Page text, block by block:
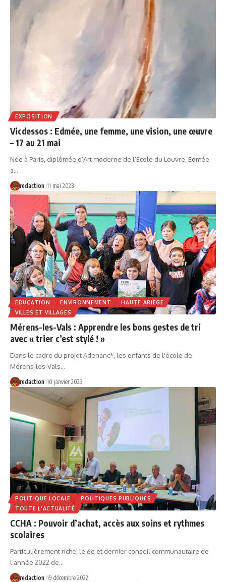
EXPOSITION
Vicdessos : Edmée, une femme, une vision, une œuvre
– 17 au 21 mai
Née à Paris, diplômée d’Art moderne de l’Ecole du Louvre, Edmée
a…
redaction 11 mai 2023
EDUCATION ENVIRONNEMENT
HAUTE ARIÈGE
VILLES ET VILLAGES
Mérens-les-Vals : Apprendre les bons gestes de tri
avec « trier c’est stylé ! »
Dans le cadre du projet Adenanc*, les enfants de l'école de
Mérens-les-Vals…
redaction 10 janvier 2023
POLITIQUE LOCALE
POLITIQUES PUBLIQUES
TOUTE L'ACTUALITÉ
CCHA : Pouvoir d’achat, accès aux soins et rythmes
scolaires
Particulièrement riche, le 6e et dernier conseil communautaire de
l’année 2022 de…
redaction 19 décembre 2022